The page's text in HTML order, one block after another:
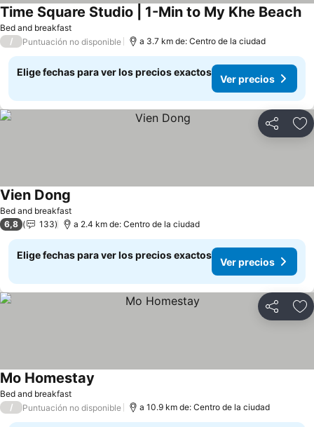
Bed and breakfast
Time Square Studio | 1-Min to My Khe Beach
/ Puntuación no disponible a 3.7 km de: Centro de la ciudad
Elige fechas para ver los precios exactos
Ver precios
Compartir
Bed and breakfast
Vien Dong
6,8 133 a 2.4 km de: Centro de la ciudad
Elige fechas para ver los precios exactos
Ver precios
Compartir
Bed and breakfast
Mo Homestay
/ Puntuación no disponible a 10.9 km de: Centro de la ciudad